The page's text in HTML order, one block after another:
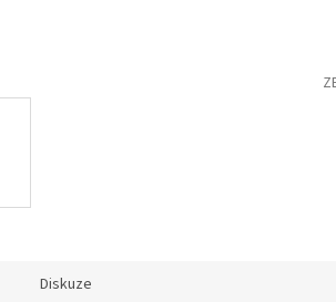
Diskuze